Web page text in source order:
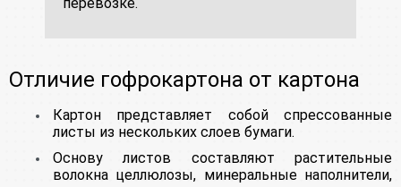
Отличие гофрокартона от картона
Картон представляет собой спрессованные
листы из нескольких слоев бумаги.
Основу листов составляют растительные
волокна целлюлозы, минеральные наполнители,